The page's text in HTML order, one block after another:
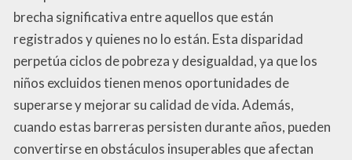
brecha significativa entre aquellos que están
registrados y quienes no lo están. Esta disparidad
perpetúa ciclos de pobreza y desigualdad, ya que los
niños excluidos tienen menos oportunidades de
superarse y mejorar su calidad de vida. Además,
cuando estas barreras persisten durante años, pueden
convertirse en obstáculos insuperables que afectan